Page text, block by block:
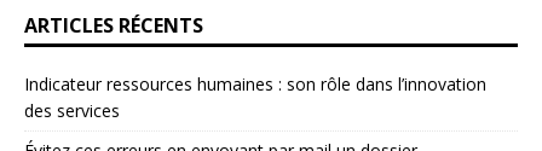
ARTICLES RÉCENTS
Indicateur ressources humaines : son rôle dans l’innovation
des services